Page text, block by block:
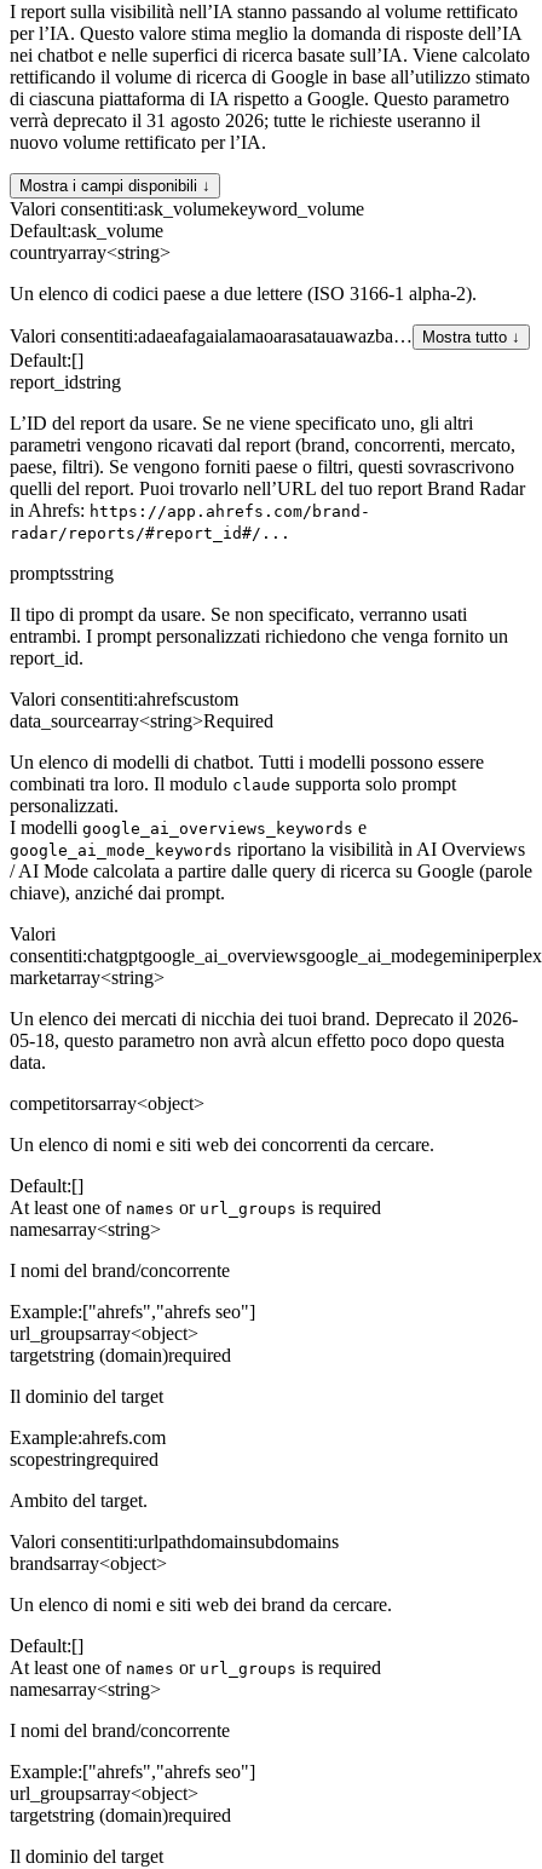
I report sulla visibilità nell’IA stanno passando al volume rettificato
per l’IA. Questo valore stima meglio la domanda di risposte dell’IA
nei chatbot e nelle superfici di ricerca basate sull’IA. Viene calcolato
rettificando il volume di ricerca di Google in base all’utilizzo stimato
di ciascuna piattaforma di IA rispetto a Google. Questo parametro
verrà deprecato il 31 agosto 2026; tutte le richieste useranno il
nuovo volume rettificato per l’IA.
Mostra i campi disponibili ↓
Valori consentiti:ask_volumekeyword_volume
Default:ask_volume
countryarray<string>
Un elenco di codici paese a due lettere (ISO 3166-1 alpha-2).
Valori consentiti:adaeafagaialamaoarasatauawazba… Mostra tutto ↓
Default:[]
report_idstring
L’ID del report da usare. Se ne viene specificato uno, gli altri
parametri vengono ricavati dal report (brand, concorrenti, mercato,
paese, filtri). Se vengono forniti paese o filtri, questi sovrascrivono
quelli del report. Puoi trovarlo nell’URL del tuo report Brand Radar
in Ahrefs: https://app.ahrefs.com/brand-
radar/reports/#report_id#/...
promptsstring
Il tipo di prompt da usare. Se non specificato, verranno usati
entrambi. I prompt personalizzati richiedono che venga fornito un
report_id.
Valori consentiti:ahrefscustom
data_sourcearray<string>Required
Un elenco di modelli di chatbot. Tutti i modelli possono essere
combinati tra loro. Il modulo claude supporta solo prompt
personalizzati.
I modelli google_ai_overviews_keywords e
google_ai_mode_keywords riportano la visibilità in AI Overviews
/ AI Mode calcolata a partire dalle query di ricerca su Google (parole
chiave), anziché dai prompt.
Valori
consentiti:chatgptgoogle_ai_overviewsgoogle_ai_modegemini
marketarray<string>
Un elenco dei mercati di nicchia dei tuoi brand. Deprecato il 2026-
05-18, questo parametro non avrà alcun effetto poco dopo questa
data.
competitorsarray<object>
Un elenco di nomi e siti web dei concorrenti da cercare.
Default:[]
At least one of names or url_groups is required
namesarray<string>
I nomi del brand/concorrente
Example:["ahrefs","ahrefs seo"]
url_groupsarray<object>
targetstring (domain)required
Il dominio del target
Example:ahrefs.com
scopestringrequired
Ambito del target.
Valori consentiti:urlpathdomainsubdomains
brandsarray<object>
Un elenco di nomi e siti web dei brand da cercare.
Default:[]
At least one of names or url_groups is required
namesarray<string>
I nomi del brand/concorrente
Example:["ahrefs","ahrefs seo"]
url_groupsarray<object>
targetstring (domain)required
Il dominio del target